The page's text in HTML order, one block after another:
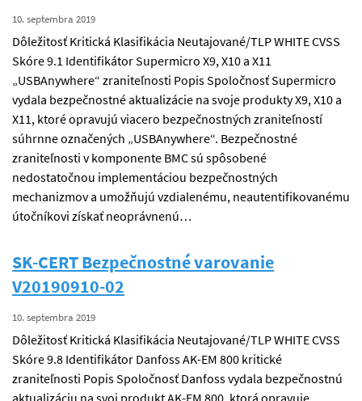
10. septembra 2019
Dôležitosť Kritická Klasifikácia Neutajované/TLP WHITE CVSS
Skóre 9.1 Identifikátor Supermicro X9, X10 a X11
„USBAnywhere“ zraniteľnosti Popis Spoločnosť Supermicro
vydala bezpečnostné aktualizácie na svoje produkty X9, X10 a
X11, ktoré opravujú viacero bezpečnostných zraniteľností
súhrnne označených „USBAnywhere“. Bezpečnostné
zraniteľnosti v komponente BMC sú spôsobené
nedostatočnou implementáciou bezpečnostných
mechanizmov a umožňujú vzdialenému, neautentifikovanému
útočníkovi získať neoprávnenú…
SK-CERT Bezpečnostné varovanie
V20190910-02
10. septembra 2019
Dôležitosť Kritická Klasifikácia Neutajované/TLP WHITE CVSS
Skóre 9.8 Identifikátor Danfoss AK-EM 800 kritické
zraniteľnosti Popis Spoločnosť Danfoss vydala bezpečnostnú
aktualizáciu na svoj produkt AK-EM 800, ktorá opravuje